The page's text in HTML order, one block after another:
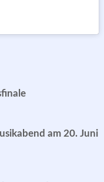
am 20. Juni